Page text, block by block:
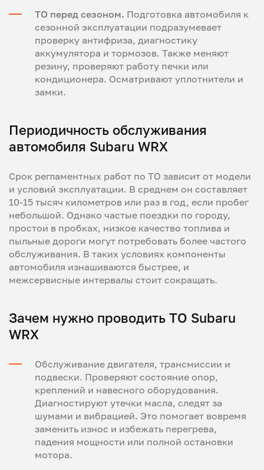
ТО перед сезоном. Подготовка автомобиля к
сезонной эксплуатации подразумевает
проверку антифриза, диагностику
аккумулятора и тормозов. Также меняют
резину, проверяют работу печки или
кондиционера. Осматривают уплотнители и
замки.
Периодичность обслуживания
автомобиля Subaru WRX
Срок регламентных работ по ТО зависит от модели
и условий эксплуатации. В среднем он составляет
10-15 тысяч километров или раз в год, если пробег
небольшой. Однако частые поездки по городу,
простои в пробках, низкое качество топлива и
пыльные дороги могут потребовать более частого
обслуживания. В таких условиях компоненты
автомобиля изнашиваются быстрее, и
межсервисные интервалы стоит сокращать.
Зачем нужно проводить ТО Subaru
WRX
Обслуживание двигателя, трансмиссии и
подвески. Проверяют состояние опор,
креплений и навесного оборудования.
Диагностируют утечки масла, следят за
шумами и вибрацией. Это помогает вовремя
заменить износ и избежать перегрева,
падения мощности или полной остановки
мотора.